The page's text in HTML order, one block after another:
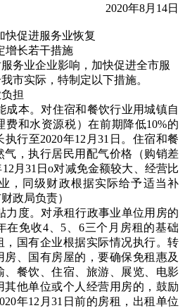
2020年8月14日
快促进服务业恢复
增长若干措施
务业企业影响，加快促进全市服
市实际，特制定以下措施。
担
成本。对住宿和餐饮行业用城镇自
和水资源税）在前期降低10%的
行至2020年12月31日。住宿和餐
气，执行居民用配气价格（购销差
月31日o对减免金额较大、经营比
，同级财政根据实际给予适当补
政局负责）
力度。对承租行政事业单位用房的
在免收4、5、6三个月房租的基础
，国有企业根据实际情况执行。转
、国有房屋的，要确保免租惠及
、餐饮、住宿、旅游、展览、电影
其他单位或个人经营用房的，鼓励
年12月31日前的房租，出租单位